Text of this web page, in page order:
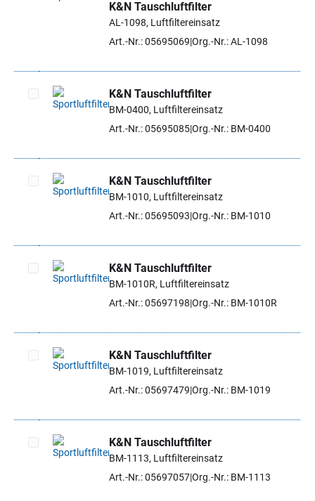
Artikel auswählen
K&N Tauschluftfilter
AL-1098, Luftfiltereinsatz
Art.-Nr.: 05695069 Org.-Nr.: AL-1098
Artikel auswählen
K&N Tauschluftfilter
BM-0400, Luftfiltereinsatz
Art.-Nr.: 05695085Org.-Nr.: BM-0400
Artikel auswählen
K&N Tauschluftfilter
BM-1010, Luftfiltereinsatz
Art.-Nr.: 05695093 Org.-Nr.: BM-1010
Artikel auswählen
K&N Tauschluftfilter
BM-1010R, Luftfiltereinsatz
Art.-Nr.: 05697198 Org.-Nr.: BM-1010R
Artikel auswählen
K&N Tauschluftfilter
BM-1019, Luftfiltereinsatz
Art.-Nr.: 05697479 Org.-Nr.: BM-1019
Artikel auswählen
K&N Tauschluftfilter
BM-1113, Luftfiltereinsatz
Art.-Nr.: 05697057Org.-Nr.: BM-1113